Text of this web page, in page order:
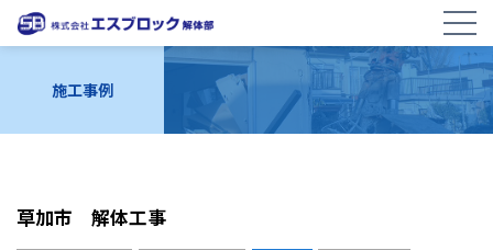
施工事例
草加市 解体工事